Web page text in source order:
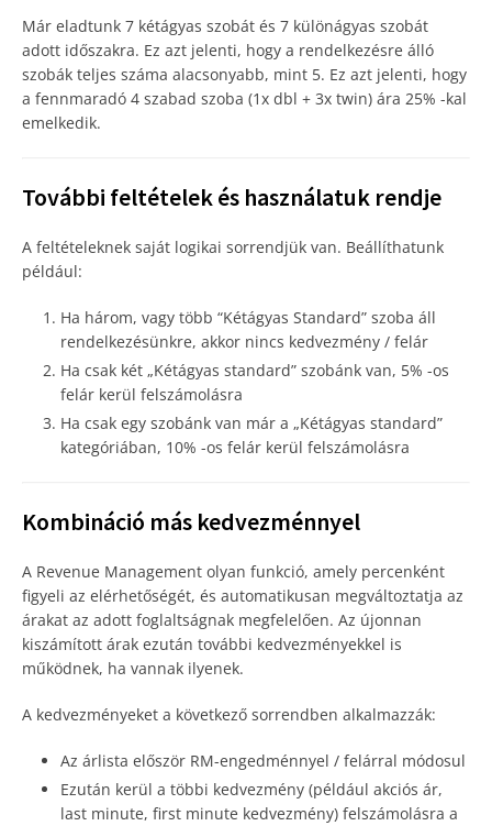
Már eladtunk 7 kétágyas szobát és 7 különágyas szobát
adott időszakra. Ez azt jelenti, hogy a rendelkezésre álló
szobák teljes száma alacsonyabb, mint 5. Ez azt jelenti, hogy
a fennmaradó 4 szabad szoba (1x dbl + 3x twin) ára 25% -kal
emelkedik.
További feltételek és használatuk rendje
A feltételeknek saját logikai sorrendjük van. Beállíthatunk
például:
Ha három, vagy több “Kétágyas Standard” szoba áll
rendelkezésünkre, akkor nincs kedvezmény / felár
Ha csak két „Kétágyas standard” szobánk van, 5% -os
felár kerül felszámolásra
Ha csak egy szobánk van már a „Kétágyas standard”
kategóriában, 10% -os felár kerül felszámolásra
Kombináció más kedvezménnyel
A Revenue Management olyan funkció, amely percenként
figyeli az elérhetőségét, és automatikusan megváltoztatja az
árakat az adott foglaltságnak megfelelően. Az újonnan
kiszámított árak ezután további kedvezményekkel is
működnek, ha vannak ilyenek.
A kedvezményeket a következő sorrendben alkalmazzák:
Az árlista először RM-engedménnyel / felárral módosul
Ezután kerül a többi kedvezmény (például akciós ár,
last minute, first minute kedvezmény) felszámolásra a